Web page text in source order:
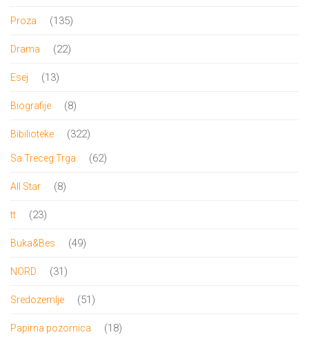
Proza 135135
Drama 2222
Esej 1313
Biografije 88
Bibilioteke 322322
proizvoda
Sa Treceg Trga 6262
All Star 88
tt 2323
Buka&Bes 4949
NORD 3131
Sredozemlje 5151
Papirna pozornica 1818